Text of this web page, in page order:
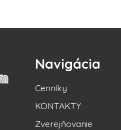
Navigácia
Cenníky
KONTAKTY
Zverejňovanie